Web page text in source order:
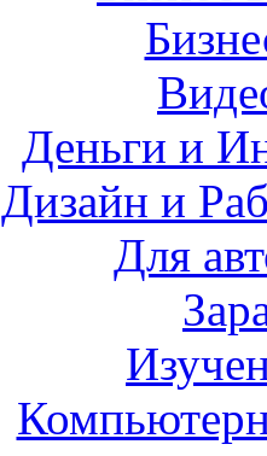
Деньги и
Дизайн и
Для